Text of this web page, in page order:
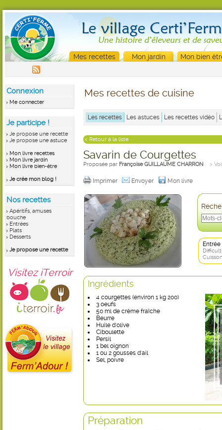
Mes recettes Mon jardin Mon bien
Connexion
Me connecter
Je participe !
Je propose une recette
Je propose une astuce
Mon livre recettes
Mon livre jardin
Mon livre bien-être
Je crée mon blog !
Nos recettes
Apéritifs, amuses
bouche
Entrées
Plats
Desserts
Je propose une recette
Visitez iTerroir
Mes recettes de cuisine
Les recettes Les astuces Les recettes vidéo
< Retour à la liste
Savarin de Courgettes
Proposée par Françoise GUILLAUME CHARRON >
Imprimer Envoyer Mon livre
Entrée
Ingrédients
4 courgettes (environ 1 kg 200)
3 oeufs
50 ml de crème fraîche
Beurre
Huile d'olive
Ciboulette
Persil
1 bel oignon
1 ou 2 gousses d'ail
Sel, poivre
Préparation